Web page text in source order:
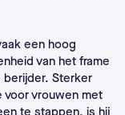
een hoog
van het frame
berijder. Sterker
voor vrouwen met